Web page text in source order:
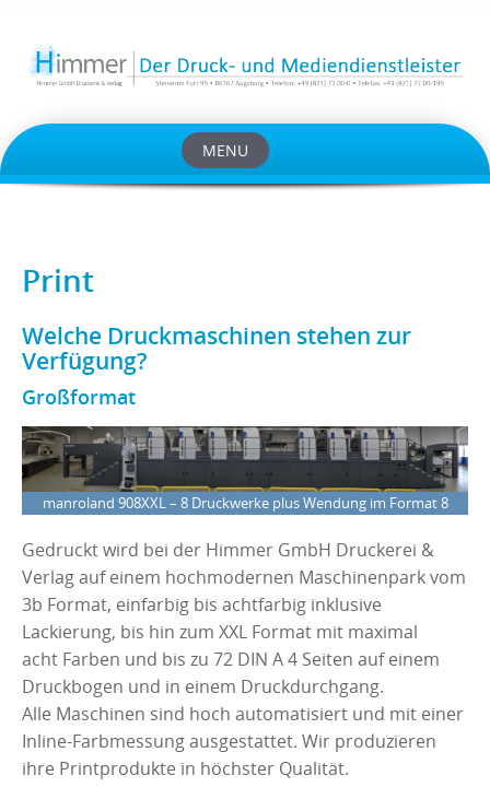
MENU
to
Print
Welche Druckmaschinen stehen zur
Verfügung?
Großformat
manroland 908XXL – 8 Druckwerke plus Wendung im Format 8
Gedruckt wird bei der Himmer GmbH Druckerei &
Verlag auf einem hochmodernen Maschinenpark vom
3b Format, einfarbig bis achtfarbig inklusive
Lackierung, bis hin zum XXL Format mit maximal
acht Farben und bis zu 72 DIN A 4 Seiten auf einem
Druckbogen und in einem Druckdurchgang.
Alle Maschinen sind hoch automatisiert und mit einer
Inline-Farbmessung ausgestattet. Wir produzieren
ihre Printprodukte in höchster Qualität.